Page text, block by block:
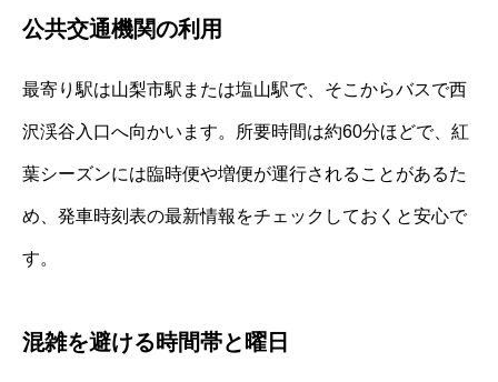
公共交通機関の利用
最寄り駅は山梨市駅または塩山駅で、そこからバスで西
沢渓谷入口へ向かいます。所要時間は約60分ほどで、紅
葉シーズンには臨時便や増便が運行されることがあるた
め、発車時刻表の最新情報をチェックしておくと安心で
す。
混雑を避ける時間帯と曜日